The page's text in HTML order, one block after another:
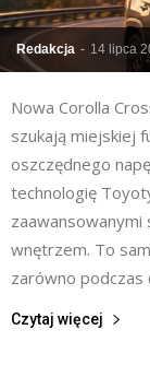
Redakcja - 14 lipca
Nowa Corolla
szukają miejskiej
oszczędnego
technologię
wnętrzem. To
zarówno podczas
Czytaj więcej